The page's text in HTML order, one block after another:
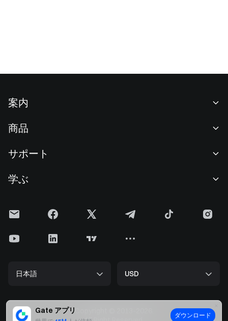
Gate アプリ
ダウンロード
案内
ニュースルーム
F1 Oracle Red Bull Racing 公式スポンサー
クッキーポリシー
準備金証明
セキュリティ
商品
現物取引
投資センター
Alpha
Gate Pay
サポート
手数料
上場申請
開発者（API）
学ぶ
Gateニュース
ETHアップグレード
ビッグデータ
日本語 USD